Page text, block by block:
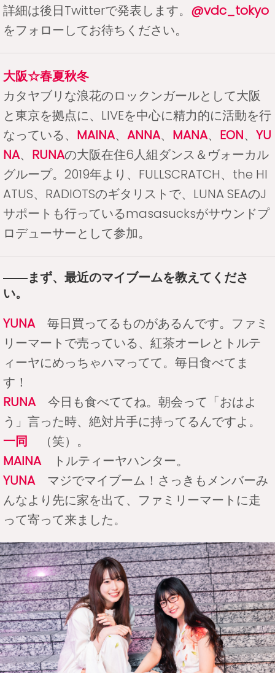
詳細は後日Twitterで発表します。 @vdc_tokyo
をフォローしてお待ちください。
大阪☆春夏秋冬
カタヤブリな浪花のロックンガールとして大阪
と東京を拠点に、LIVEを中心に精力的に活動を行
なっている、 MAINA、 ANNA、 MANA、 EON、 YU
NA、 RUNAの大阪在住6人組ダンス＆ヴォーカル
グループ。2019年より、FULLSCRATCH、the HI
ATUS、RADIOTSのギタリストで、LUNA SEAのJ
サポートも行っているmasasucksがサウンドプ
ロデューサーとして参加。
――まず、最近のマイブームを教えてくださ
い。
YUNA毎日買ってるものがあるんです。ファミ
リーマートで売っている、紅茶オーレとトルテ
ィーヤにめっちゃハマってて。毎日食べてま
す！
RUNA今日も食べててね。朝会って「おはよ
う」言った時、絶対片手に持ってるんですよ。
一同 （笑）。
MAINAトルティーヤハンター。
YUNAマジでマイブーム！さっきもメンバーみ
んなより先に家を出て、ファミリーマートに走
って寄って来ました。